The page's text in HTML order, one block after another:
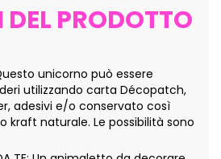
DEL PRODOTTO
unicorno può essere
utilizzando carta Décopatch,
adesivi e/o conservato così
kraft naturale. Le possibilità sono